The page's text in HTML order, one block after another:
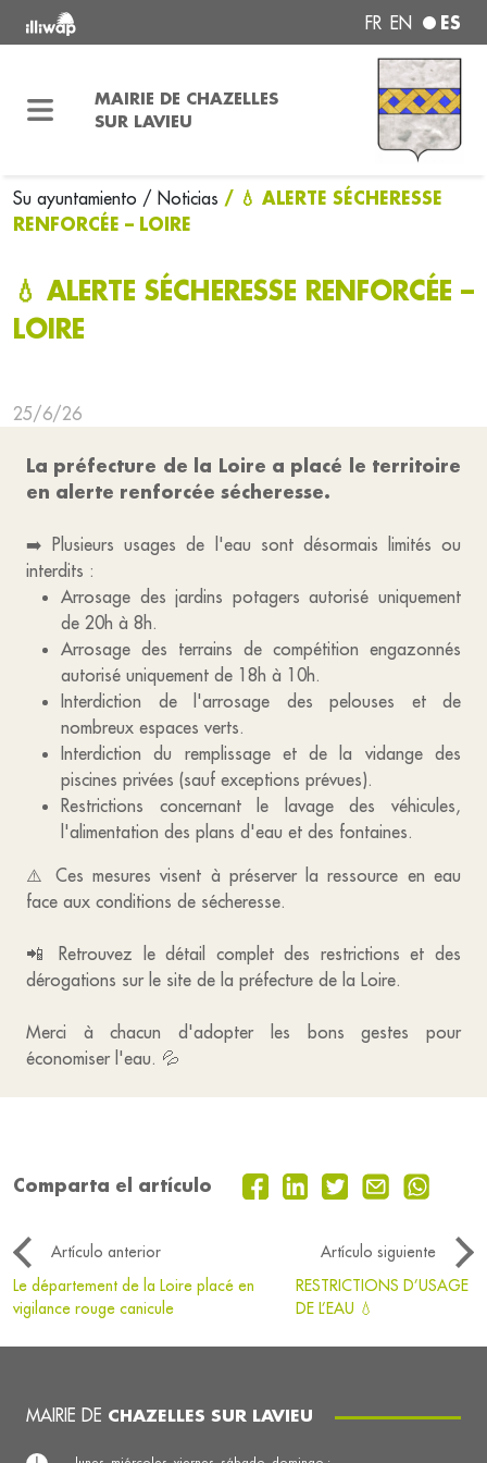
FR EN ES
MAIRIE DE CHAZELLES
SUR LAVIEU
Su ayuntamiento / Noticias / 💧 ALERTE SÉCHERESSE
RENFORCÉE – LOIRE
💧 ALERTE SÉCHERESSE RENFORCÉE –
LOIRE
25/6/26
La préfecture de la Loire a placé le territoire
en alerte renforcée sécheresse.
➡️ Plusieurs usages de l'eau sont désormais limités ou
interdits :
Arrosage des jardins potagers autorisé uniquement
de 20h à 8h.
Arrosage des terrains de compétition engazonnés
autorisé uniquement de 18h à 10h.
Interdiction de l'arrosage des pelouses et de
nombreux espaces verts.
Interdiction du remplissage et de la vidange des
piscines privées (sauf exceptions prévues).
Restrictions concernant le lavage des véhicules,
l'alimentation des plans d'eau et des fontaines.
⚠️ Ces mesures visent à préserver la ressource en eau
face aux conditions de sécheresse.
📲 Retrouvez le détail complet des restrictions et des
dérogations sur le site de la préfecture de la Loire.
Merci à chacun d'adopter les bons gestes pour
économiser l'eau. 💦
Comparta el artículo
Artículo anterior
Artículo siguiente
Le département de la Loire placé en
vigilance rouge canicule
RESTRICTIONS D’USAGE
DE L’EAU 💧
MAIRIE DE CHAZELLES SUR LAVIEU